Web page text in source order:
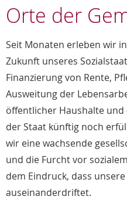
Orte der
Seit Monaten erleben wir
Zukunft unseres
Finanzierung von Rente,
Ausweitung der
öffentlicher Haushalte und
der Staat künftig noch
wir eine wachsende
und die Furcht vor
dem Eindruck, dass
auseinanderdriftet.